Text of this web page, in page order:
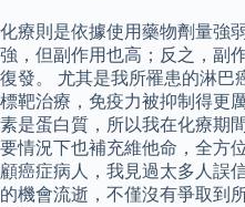
化療則是依據使用藥物劑量強
強，但副作用也高；反之，副
復發。 尤其是我所罹患的淋巴
標靶治療，免疫力被抑制得更
素是蛋白質，所以我在化療期
要情況下也補充維他命，全方
顧癌症病人，我見過太多人誤
的機會流逝，不僅沒有爭取到